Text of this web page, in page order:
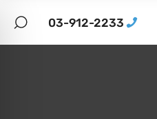
03-912-2233